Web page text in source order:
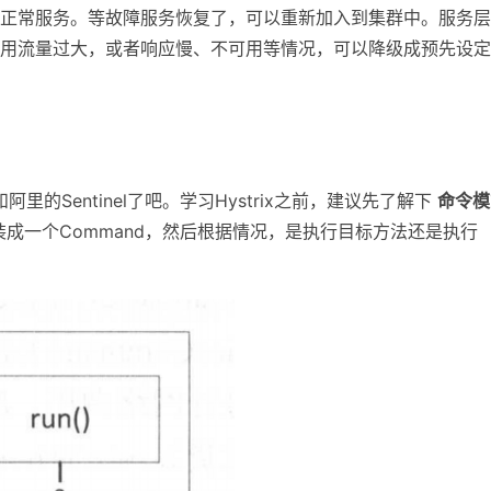
常服务。等故障服务恢复了，可以重新加入到集群中。服务
流量过大，或者响应慢、不可用等情况，可以降级成预先设
里的Sentinel了吧。学习Hystrix之前，建议先了解下 命令
一个Command，然后根据情况，是执行目标方法还是执行